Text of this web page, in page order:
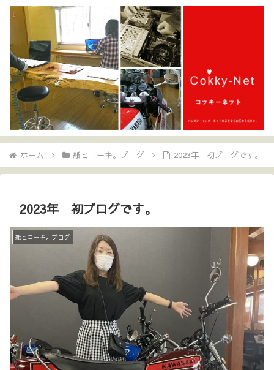
ホーム 紙ヒコーキ。ブログ 2023年 初ブログです。
2023年 初ブログです。
紙ヒコーキ。ブログ